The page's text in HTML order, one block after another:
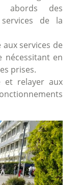
abords des
de la
services de
nécessitant en
prises.
et relayer aux